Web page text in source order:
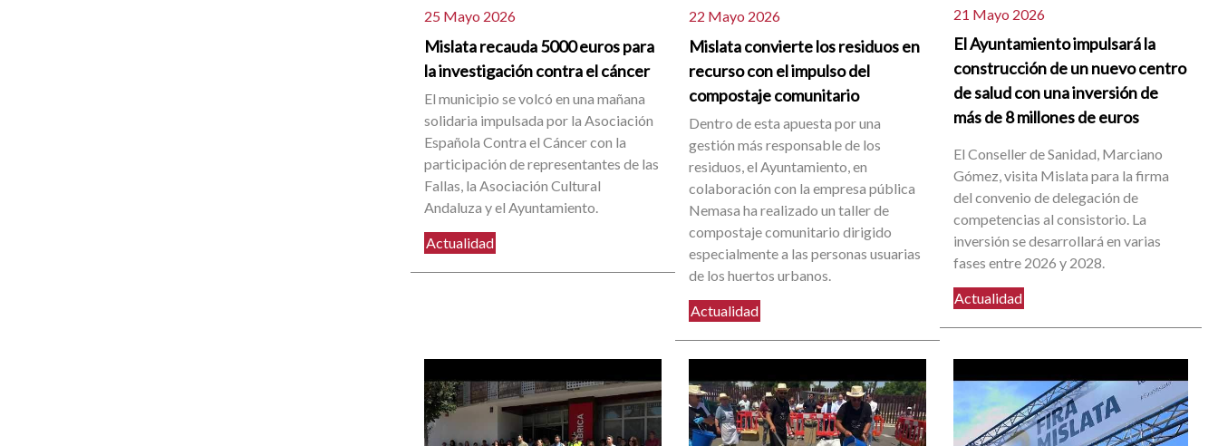
25 Mayo 2026
Mislata recauda 5000 euros para
la investigación contra el cáncer
El municipio se volcó en una mañana
solidaria impulsada por la Asociación
Española Contra el Cáncer con la
participación de representantes de las
Fallas, la Asociación Cultural
Andaluza y el Ayuntamiento.
Actualidad
22 Mayo 2026
Mislata convierte los residuos en
recurso con el impulso del
compostaje comunitario
Dentro de esta apuesta por una
gestión más responsable de los
residuos, el Ayuntamiento, en
colaboración con la empresa pública
Nemasa ha realizado un taller de
compostaje comunitario dirigido
especialmente a las personas usuarias
de los huertos urbanos.
Actualidad
21 Mayo 2026
El Ayuntamiento impulsará la
construcción de un nuevo centro
de salud con una inversión de
más de 8 millones de euros
El Conseller de Sanidad, Marciano
Gómez, visita Mislata para la firma
del convenio de delegación de
competencias al consistorio. La
inversión se desarrollará en varias
fases entre 2026 y 2028.
Actualidad